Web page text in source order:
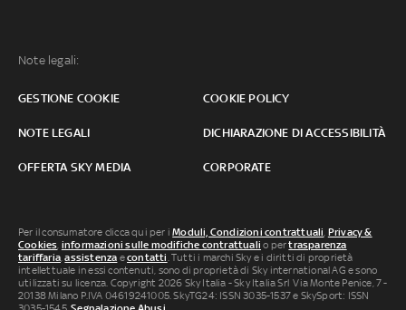
Note legali:
GESTIONE COOKIE COOKIE POLICY
NOTE LEGALI DICHIARAZIONE DI ACCESSIBILITÀ
OFFERTA SKY MEDIA CORPORATE
Per il consumatore clicca qui per iModuli, Condizioni contrattuali, Privacy &
Cookies, informazioni sulle modifiche contrattuali o pertrasparenza
tariffaria,assistenza econtatti. Tutti i marchi Sky e i diritti di proprietà
intellettuale in essi contenuti, sono di proprietà di Sky international AG e sono
utilizzati su licenza. Copyright 2026 Sky Italia - Sky Italia Srl Via Monte Penice, 7 -
20138 Milano P.IVA 04619241005. SkyTG24: ISSN 3035-1537 e SkySport: ISSN